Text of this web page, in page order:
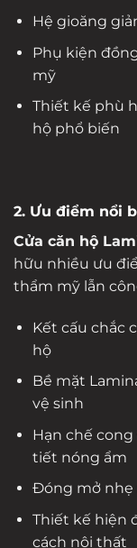
Hệ gioăng
Phụ kiện
mỹ
Thiết kế phù
hộ phổ biến
2. Ưu điểm nổi
Cửa căn hộ
hữu nhiều ưu
thẩm mỹ lẫn
Kết cấu chắc
hộ
Bề mặt
vệ sinh
Hạn chế
tiết nóng ẩm
Đóng mở nhẹ
Thiết kế hiện
cách nội thất